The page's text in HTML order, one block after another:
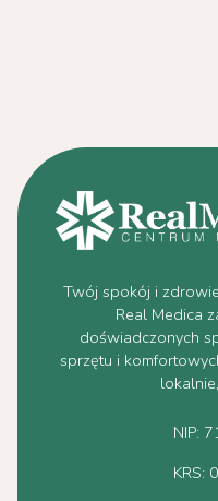
Twój spokój i
Real Medica
doświadczonych
sprzętu i
NIP:
KRS: